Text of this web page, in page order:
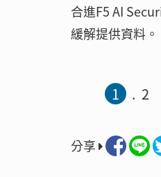
合進F5 AI
緩解提供資料。
1 2
分享